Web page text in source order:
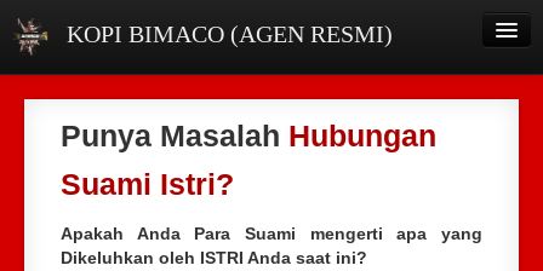
KOPI BIMACO (AGEN RESMI)
DISTRIBUTOR
INFO PRODUK
TESTIMONI
Punya Masalah Hubungan
Suami Istri?
Apakah Anda Para Suami mengerti apa yang
Dikeluhkan oleh ISTRI Anda saat ini?